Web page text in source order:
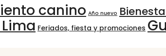
canino Año nuevo
Feriados, fiesta y promociones